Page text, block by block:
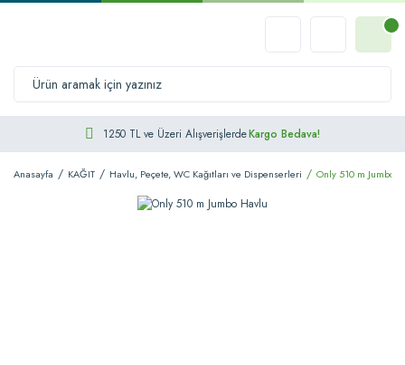
1250 TL ve Üzeri AlışverişlerdeKargo Bedava!
Anasayfa KAĞIT Havlu, Peçete, WC Kağıtları ve Dispenserleri Only 510 m Jumbo